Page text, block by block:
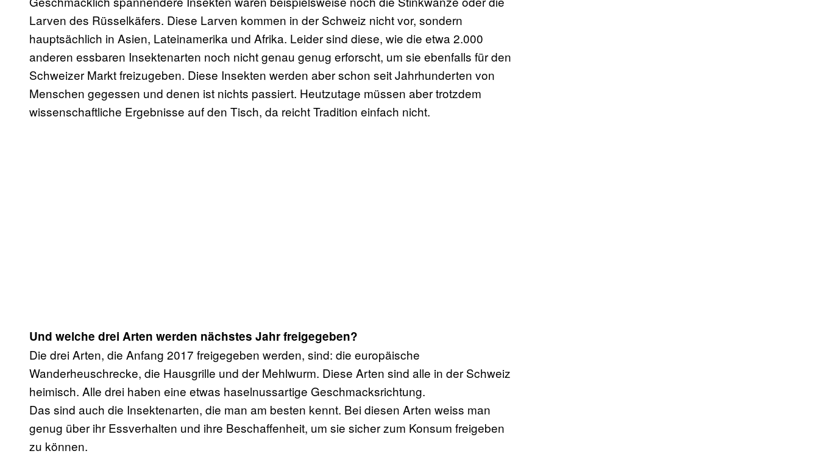
Larven des Rüsselkäfers. Diese Larven kommen in der Schweiz nicht vor, sondern
hauptsächlich in Asien, Lateinamerika und Afrika. Leider sind diese, wie die etwa 2.000
anderen essbaren Insektenarten noch nicht genau genug erforscht, um sie ebenfalls für den
Schweizer Markt freizugeben. Diese Insekten werden aber schon seit Jahrhunderten von
Menschen gegessen und denen ist nichts passiert. Heutzutage müssen aber trotzdem
wissenschaftliche Ergebnisse auf den Tisch, da reicht Tradition einfach nicht.
Und welche drei Arten werden nächstes Jahr freigegeben?
Die drei Arten, die Anfang 2017 freigegeben werden, sind: die europäische
Wanderheuschrecke, die Hausgrille und der Mehlwurm. Diese Arten sind alle in der Schweiz
heimisch. Alle drei haben eine etwas haselnussartige Geschmacksrichtung.
Das sind auch die Insektenarten, die man am besten kennt. Bei diesen Arten weiss man
genug über ihr Essverhalten und ihre Beschaffenheit, um sie sicher zum Konsum freigeben
zu können.